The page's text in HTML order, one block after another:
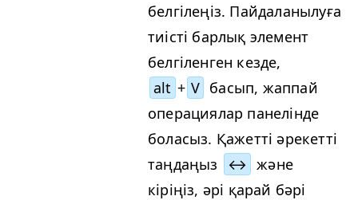
белгілеңіз. Пайдаланылуға
тиісті барлық элемент
белгіленген кезде,
alt + V басып, жаппай
операциялар панелінде
боласыз. Қажетті әрекетті
таңдаңыз
↔ және
кіріңіз, әрі қарай бәрі